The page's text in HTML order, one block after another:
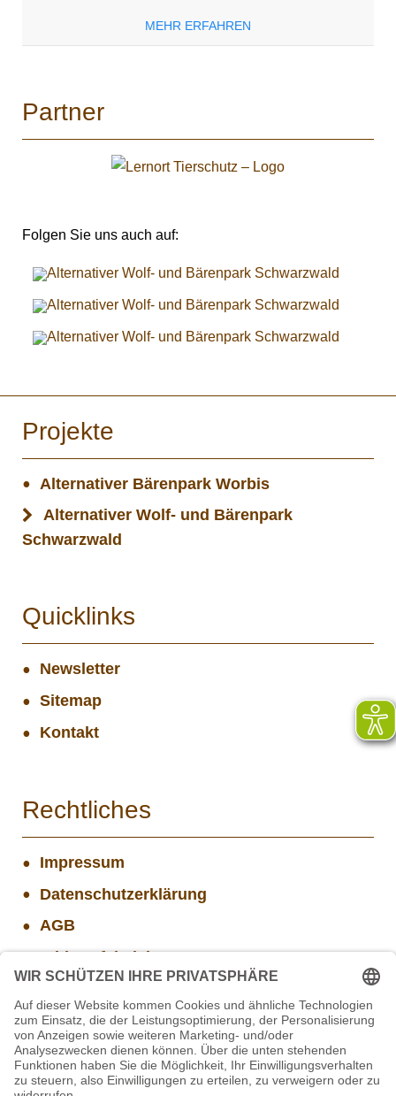
MEHR ERFAHREN
Partner
Folgen Sie uns auch auf:
Projekte
Alternativer Bärenpark Worbis
Alternativer Wolf- und Bärenpark
Schwarzwald
Quicklinks
Newsletter
Sitemap
Kontakt
Rechtliches
Impressum
Datenschutzerklärung
AGB
Widerrufsbelehrung
Aktuelle Stellenangebote